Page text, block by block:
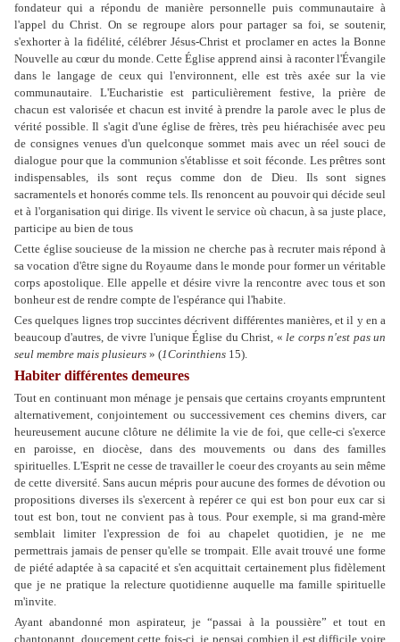
fondateur qui a répondu de manière personnelle puis communautaire à
l'appel du Christ. On se regroupe alors pour partager sa foi, se soutenir,
s'exhorter à la fidélité, célébrer Jésus-Christ et proclamer en actes la Bonne
Nouvelle au cœur du monde. Cette Église apprend ainsi à raconter l'Évangile
dans le langage de ceux qui l'environnent, elle est très axée sur la vie
communautaire. L'Eucharistie est particulièrement festive, la prière de
chacun est valorisée et chacun est invité à prendre la parole avec le plus de
vérité possible. Il s'agit d'une église de frères, très peu hiérachisée avec peu
de consignes venues d'un quelconque sommet mais avec un réel souci de
dialogue pour que la communion s'établisse et soit féconde. Les prêtres sont
indispensables, ils sont reçus comme don de Dieu. Ils sont signes
sacramentels et honorés comme tels. Ils renoncent au pouvoir qui décide seul
et à l'organisation qui dirige. Ils vivent le service où chacun, à sa juste place,
participe au bien de tous
Cette église soucieuse de la mission ne cherche pas à recruter mais répond à
sa vocation d'être signe du Royaume dans le monde pour former un véritable
corps apostolique. Elle appelle et désire vivre la rencontre avec tous et son
bonheur est de rendre compte de l'espérance qui l'habite.
Ces quelques lignes trop succintes décrivent différentes manières, et il y en a
beaucoup d'autres, de vivre l'unique Église du Christ, «le corps n'est pas un
seul membre mais plusieurs » (1Corinthiens 15).
Habiter différentes demeures
Tout en continuant mon ménage je pensais que certains croyants empruntent
alternativement, conjointement ou successivement ces chemins divers, car
heureusement aucune clôture ne délimite la vie de foi, que celle-ci s'exerce
en paroisse, en diocèse, dans des mouvements ou dans des familles
spirituelles. L'Esprit ne cesse de travailler le coeur des croyants au sein même
de cette diversité. Sans aucun mépris pour aucune des formes de dévotion ou
propositions diverses ils s'exercent à repérer ce qui est bon pour eux car si
tout est bon, tout ne convient pas à tous. Pour exemple, si ma grand-mère
semblait limiter l'expression de foi au chapelet quotidien, je ne me
permettrais jamais de penser qu'elle se trompait. Elle avait trouvé une forme
de piété adaptée à sa capacité et s'en acquittait certainement plus fidèlement
que je ne pratique la relecture quotidienne auquelle ma famille spirituelle
m'invite.
Ayant abandonné mon aspirateur, je “passai à la poussière” et tout en
chantonannt, doucement cette fois-ci, je pensai combien il est difficile voire